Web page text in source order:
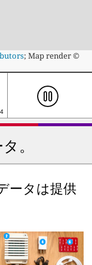
; Map render ©
。
ータは提供